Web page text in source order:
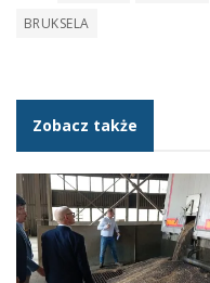
BRUKSELA
Zobacz także